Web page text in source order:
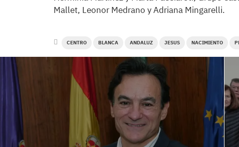
Mallet, Leonor Medrano y Adriana Mingarelli.
CENTRO BLANCA ANDALUZ JESUS NACIMIENTO